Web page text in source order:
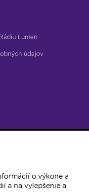
Lumen
údajov
o výkone a
a na vylepšenie a